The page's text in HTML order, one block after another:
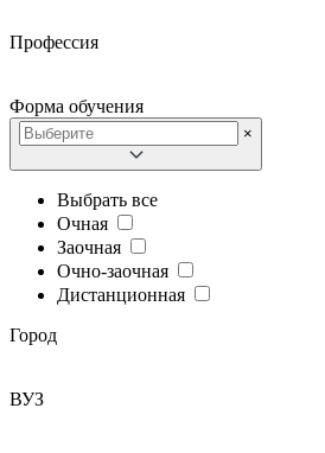
Профессия
Форма обучения
×
Выбрать все
Очная
Заочная
Очно-заочная
Дистанционная
Город
ВУЗ